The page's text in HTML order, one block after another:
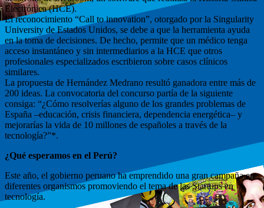
Electrónica (HCE).
El reconocimiento “Call to innovation”, otorgado por la Singularity
University de Estados Unidos, se debe a que la herramienta ayuda
en la toma de decisiones. De hecho, permite que un médico tenga
acceso instantáneo y sin intermediarios a la HCE que otros
profesionales especializados escribieron sobre casos clínicos
similares.
La propuesta de Hernández Medrano resultó ganadora entre más de
200 ideas. La convocatoria del concurso partía de la siguiente
consiga: “¿Cómo resolverías alguno de los grandes problemas de
España –educación, crisis financiera, dependencia energética– y
mejorarías la vida de 10 millones de españoles a través de la
tecnología?”*.
¿Qué esperamos en el Perú?
Este año, el gobierno peruano ha emprendido una gran campaña en
diferentes organismos promoviendo el tema de las Startups en
tecnología.